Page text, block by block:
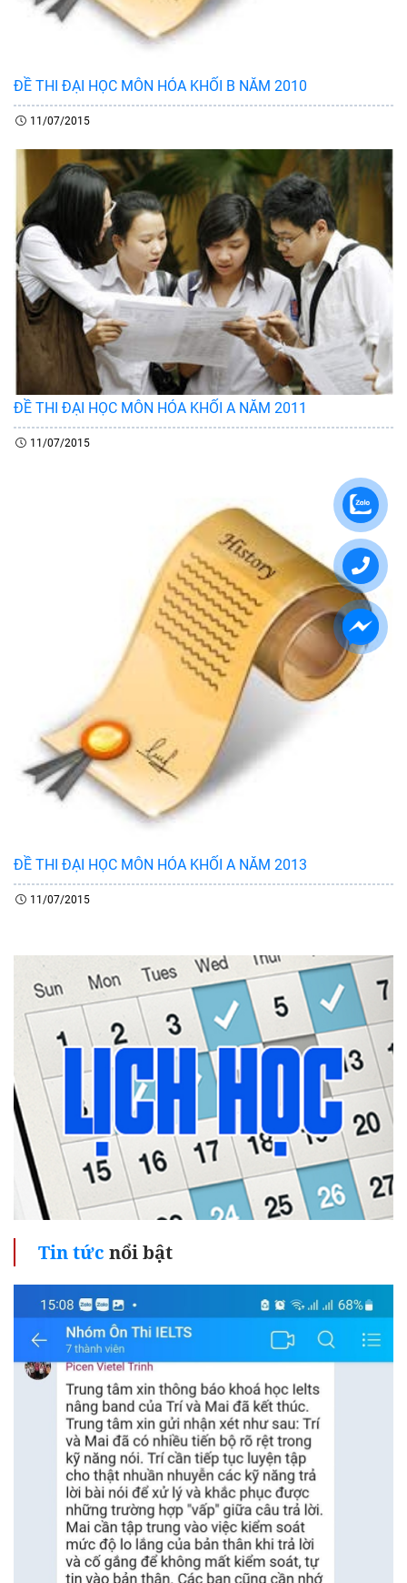
ĐỀ THI ĐẠI HỌC MÔN HÓA KHỐI B NĂM 2010
11/07/2015
ĐỀ THI ĐẠI HỌC MÔN HÓA KHỐI A NĂM 2011
11/07/2015
ĐỀ THI ĐẠI HỌC MÔN HÓA KHỐI A NĂM 2013
11/07/2015
Tin tức nổi bật